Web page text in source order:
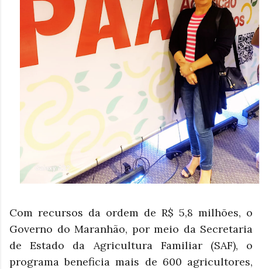
Com recursos da ordem de R$ 5,8 milhões, o
Governo do Maranhão, por meio da Secretaria
de Estado da Agricultura Familiar (SAF), o
programa beneficia mais de 600 agricultores,